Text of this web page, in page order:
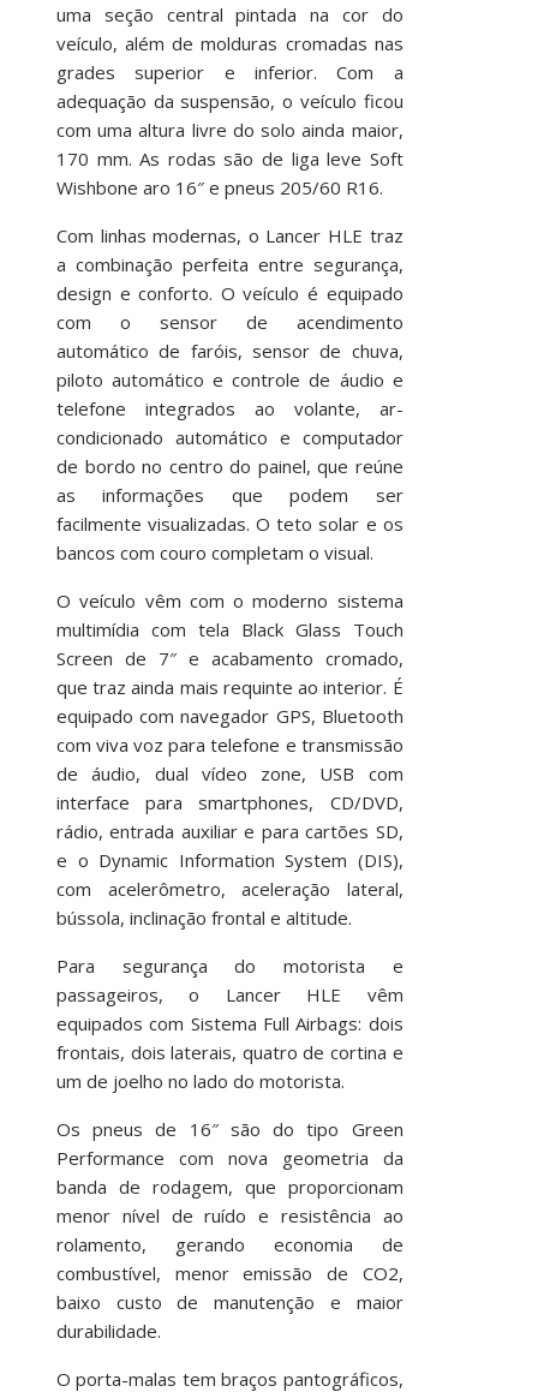
uma seção central pintada na cor do
veículo, além de molduras cromadas nas
grades superior e inferior. Com a
adequação da suspensão, o veículo ficou
com uma altura livre do solo ainda maior,
170 mm. As rodas são de liga leve Soft
Wishbone aro 16″ e pneus 205/60 R16.
Com linhas modernas, o Lancer HLE traz
a combinação perfeita entre segurança,
design e conforto. O veículo é equipado
com o sensor de acendimento
automático de faróis, sensor de chuva,
piloto automático e controle de áudio e
telefone integrados ao volante, ar-
condicionado automático e computador
de bordo no centro do painel, que reúne
as informações que podem ser
facilmente visualizadas. O teto solar e os
bancos com couro completam o visual.
O veículo vêm com o moderno sistema
multimídia com tela Black Glass Touch
Screen de 7″ e acabamento cromado,
que traz ainda mais requinte ao interior. É
equipado com navegador GPS, Bluetooth
com viva voz para telefone e transmissão
de áudio, dual vídeo zone, USB com
interface para smartphones, CD/DVD,
rádio, entrada auxiliar e para cartões SD,
e o Dynamic Information System (DIS),
com acelerômetro, aceleração lateral,
bússola, inclinação frontal e altitude.
Para segurança do motorista e
passageiros, o Lancer HLE vêm
equipados com Sistema Full Airbags: dois
frontais, dois laterais, quatro de cortina e
um de joelho no lado do motorista.
Os pneus de 16″ são do tipo Green
Performance com nova geometria da
banda de rodagem, que proporcionam
menor nível de ruído e resistência ao
rolamento, gerando economia de
combustível, menor emissão de CO2,
baixo custo de manutenção e maior
durabilidade.
O porta-malas tem braços pantográficos,